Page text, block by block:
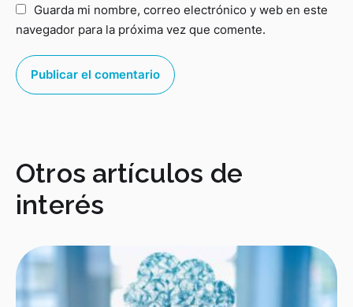
Guarda mi nombre, correo electrónico y web en este
navegador para la próxima vez que comente.
Otros artículos de
interés